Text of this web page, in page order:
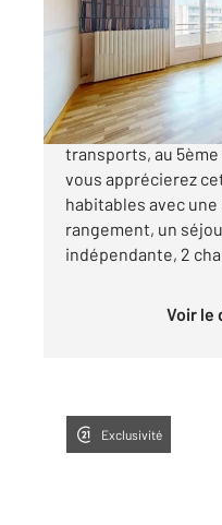
Appartement T3
229
ANGLET - Proche
transports, au
vous apprécierez
habitables avec
rangement, un
indépendante, 2
Voir
Exclusivité